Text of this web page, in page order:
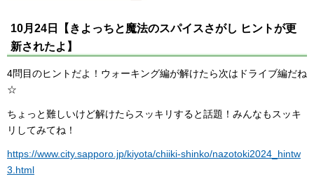
10月24日【きよっちと魔法のスパイスさがし ヒントが更
新されたよ】
4問目のヒントだよ！ウォーキング編が解けたら次はドライブ編だね
☆
ちょっと難しいけど解けたらスッキリすると話題！みんなもスッキ
リしてみてね！
https://www.city.sapporo.jp/kiyota/chiiki-shinko/nazotoki2024_hintw
3.html